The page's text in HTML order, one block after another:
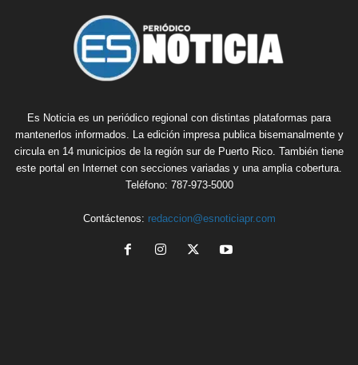
Es Noticia es un periódico regional con distintas plataformas para
mantenerlos informados. La edición impresa publica bisemanalmente y
circula en 14 municipios de la región sur de Puerto Rico. También tiene
este portal en Internet con secciones variadas y una amplia cobertura.
Teléfono: 787-973-5000
Contáctenos: redaccion@esnoticiapr.com